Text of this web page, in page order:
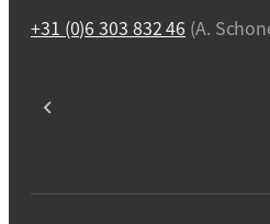
+31 (0)6 303 832 46 (A.